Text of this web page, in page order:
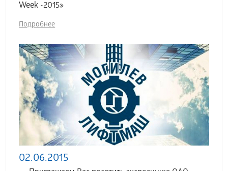
Week -2015»
Подробнее
02.06.2015